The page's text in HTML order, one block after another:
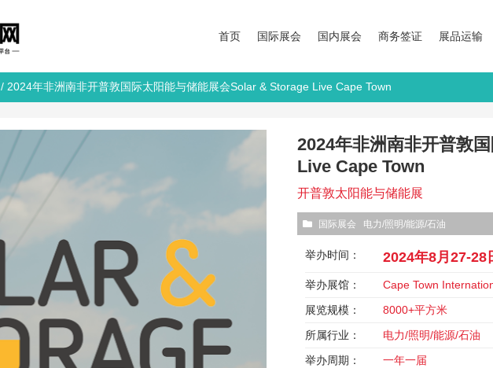
首页 国际展会 国内展会 商务签证 展品运输
/ 2024年非洲南非开普敦国际太阳能与储能展会Solar & Storage Live Cape Town
2024年非洲南非开普敦
Live Cape Town
开普敦太阳能与储能展
国际展会 电力/照明/能源/石油
举办时间： 2024年8月27-28
举办展馆：
Cape Town
展览规模：
8000+平方米
所属行业：
电力/照明/能源/石油
举办周期：
一年一届